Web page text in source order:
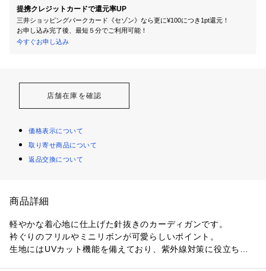
提携クレジットカードで還元率UP
三井ショッピングパークカード《セゾン》なら更に¥100につき1pt還元！
お申し込み完了後、最短５分でご利用可能！
今すぐお申し込み
店舗在庫を確認
価格表示について
取り寄せ商品について
返品交換について
商品詳細
軽やかな着心地に仕上げた針抜きのカーディガンです。
衿ぐりのフリルやミニリボンが可愛らしいポイント。
生地にはUVカット機能を備えており、紫外線対策に役立ちま